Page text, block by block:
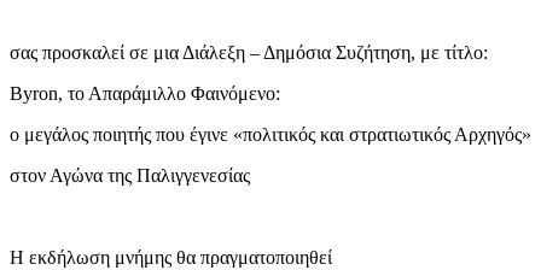
σας προσκαλεί σε μια Διάλεξη – Δημόσια Συζήτηση, με τίτλο:
Byron, το Απαράμιλλο Φαινόμενο:
ο μεγάλος ποιητής που έγινε «πολιτικός και στρατιωτικός Αρχηγός»
στον Αγώνα της Παλιγγενεσίας
Η εκδήλωση μνήμης θα πραγματοποιηθεί